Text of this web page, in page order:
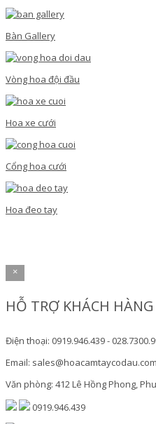
Bàn Gallery
Vòng hoa đội đầu
Hoa xe cưới
Cổng hoa cưới
Hoa đeo tay
×
HỖ TRỢ KHÁCH HÀNG
Điện thoại: 0919.946.439 -
Email: sales@hoacamtaycodau.com
Văn phòng: 412 Lê Hồng Phong,
0919.946.439